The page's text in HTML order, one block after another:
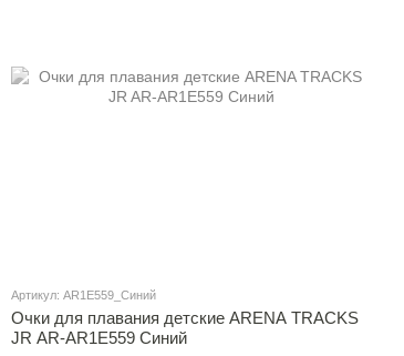
Артикул: AR1E559_Синий
Очки для плавания детские ARENA TRACKS
JR AR-AR1E559 Синий